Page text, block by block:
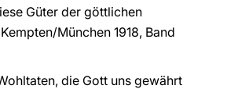
Güter der göttlichen
München 1918, Band
die Gott uns gewährt